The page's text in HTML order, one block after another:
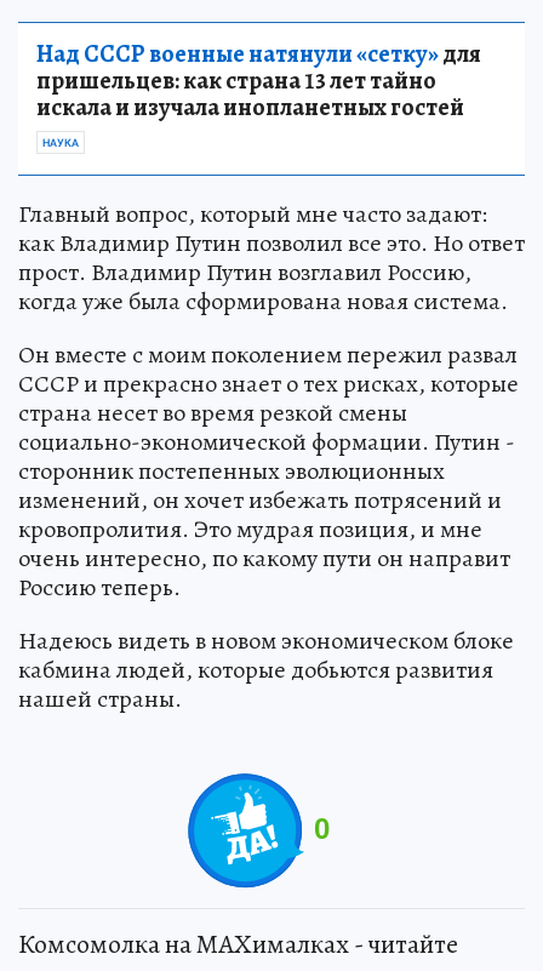
Над СССР военные натянули «сетку»для
пришельцев: как страна 13 лет тайно
искала и изучала инопланетных гостей
НАУКА
Главный вопрос, который мне часто задают:
как Владимир Путин позволил все это. Но ответ
прост. Владимир Путин возглавил Россию,
когда уже была сформирована новая система.
Он вместе с моим поколением пережил развал
СССР и прекрасно знает о тех рисках, которые
страна несет во время резкой смены
социально-экономической формации. Путин -
сторонник постепенных эволюционных
изменений, он хочет избежать потрясений и
кровопролития. Это мудрая позиция, и мне
очень интересно, по какому пути он направит
Россию теперь.
Надеюсь видеть в новом экономическом блоке
кабмина людей, которые добьются развития
нашей страны.
0
Комсомолка на MAXималках - читайте